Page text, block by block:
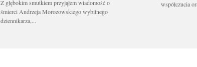
Z głębokim smutkiem przyjąłem wiadomość o
śmierci Andrzeja Morozowskiego wybitnego
dziennikarza,...
współczucia